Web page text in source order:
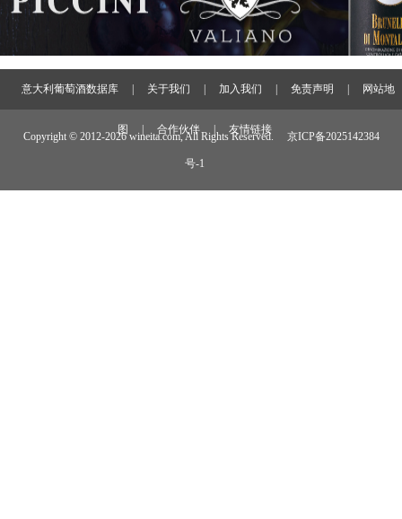
意大利葡萄酒数据库 关于我们 加入我们 免责声明 网站地
图 合作伙伴 友情链接
Copyright © 2012-2026 wineita.com, All Rights Reserved. 京ICP备2025142384
号-1